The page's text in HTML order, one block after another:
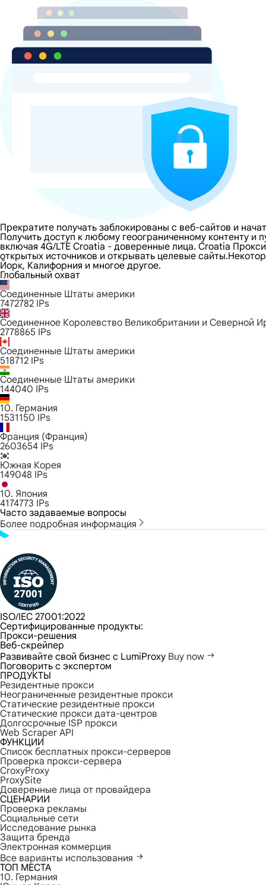
Прекратите получать заблокированы с веб-сайтов и
Получить доступ к любому геоограниченному контенту
включая 4G/LTE Croatia - доверенные лица. Croatia
открытых источников и открывать целевые
Йорк, Калифорния и многое другое.
Глобальный охват
Соединенные Штаты америки
7472782 IPs
Соединенное Королевство Великобритании и Северной
2778865 IPs
Соединенные Штаты америки
518712 IPs
Соединенные Штаты америки
144040 IPs
10. Германия
1531150 IPs
Франция (Франция)
2603654 IPs
Южная Корея
149048 IPs
10. Япония
4174773 IPs
Часто задаваемые вопросы
Более подробная информация
ISO/IEC 27001:2022
Сертифицированные продукты:
Прокси-решения
Веб-скрейпер
Развивайте свой бизнес с LumiProxy Buy now
Поговорить с экспертом
ПРОДУКТЫ
Резидентные прокси
Неограниченные резидентные прокси
Статические резидентные прокси
Статические прокси дата-центров
Долгосрочные ISP прокси
Web Scraper API
ФУНКЦИИ
Список бесплатных прокси-серверов
Проверка прокси-сервера
CroxyProxy
ProxySite
Доверенные лица от провайдера
СЦЕНАРИИ
Проверка рекламы
Социальные сети
Исследование рынка
Защита бренда
Электронная коммерция
Все варианты использования
ТОП МЕСТА
10. Германия